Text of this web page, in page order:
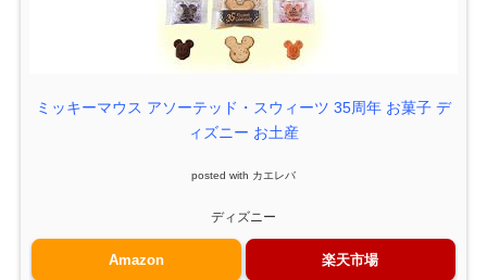
ミッキーマウス アソーテッド・スウィーツ 35周年 お菓子 デ
ィズニー お土産
posted with カエレバ
ディズニー
Amazon 楽天市場